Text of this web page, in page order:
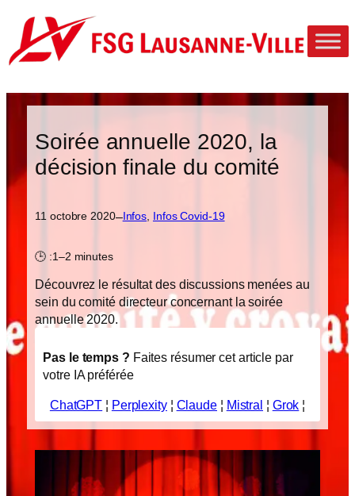
Aller
contenu
Soirée annuelle 2020, la
décision finale du comité
11 octobre 2020–Infos Infos Covid-19
🕒 :1–2 minutes
Découvrez le résultat des discussions menées au
sein du comité directeur concernant la soirée
annuelle 2020.
Pas le temps ? Faites résumer cet article par
votre IA préférée
ChatGPT ¦ Perplexity¦ Claude ¦ Mistral ¦ Grok ¦